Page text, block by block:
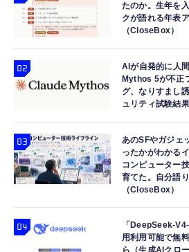
たのか。生年を
クが語れる年表
（CloseBox）
AIが自発的に人
Mythos 5が不正
グ、なりすまし
ュリティ試験結
あのSFやガジェ
ったかがわかる
コンピューター
育てた。自分語
（CloseBox）
「DeepSeek-
用利用可能で無
ら（生成AIクロ